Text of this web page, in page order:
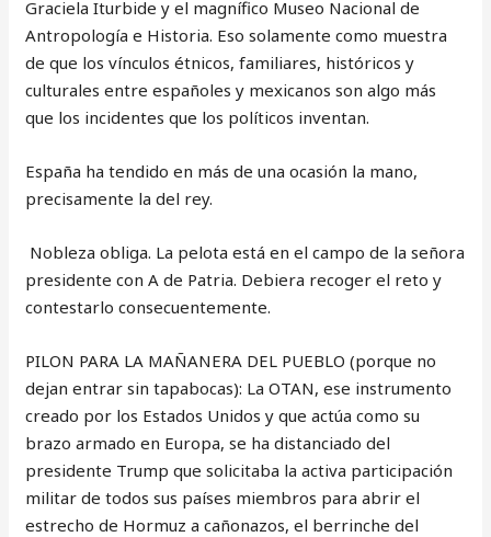
Graciela Iturbide y el magnífico Museo Nacional de
Antropología e Historia. Eso solamente como muestra
de que los vínculos étnicos, familiares, históricos y
culturales entre españoles y mexicanos son algo más
que los incidentes que los políticos inventan.
España ha tendido en más de una ocasión la mano,
precisamente la del rey.
Nobleza obliga. La pelota está en el campo de la señora
presidente con A de Patria. Debiera recoger el reto y
contestarlo consecuentemente.
PILON PARA LA MAÑANERA DEL PUEBLO (porque no
dejan entrar sin tapabocas): La OTAN, ese instrumento
creado por los Estados Unidos y que actúa como su
brazo armado en Europa, se ha distanciado del
presidente Trump que solicitaba la activa participación
militar de todos sus países miembros para abrir el
estrecho de Hormuz a cañonazos, el berrinche del